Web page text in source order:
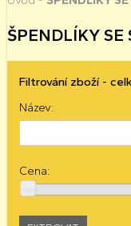
ŠPENDLÍKY
Filtrování zboží -
Název:
Cena: